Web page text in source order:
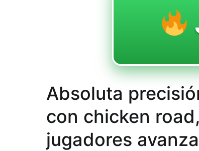
Absoluta
con chicken
jugadores